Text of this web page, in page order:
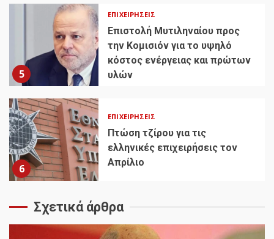
5
ΕΠΙΧΕΙΡΉΣΕΙΣ
Επιστολή Μυτιληναίου προς
την Κομισιόν για το υψηλό
κόστος ενέργειας και πρώτων
υλών
6
ΕΠΙΧΕΙΡΉΣΕΙΣ
Πτώση τζίρου για τις
ελληνικές επιχειρήσεις τον
Απρίλιο
Σχετικά άρθρα